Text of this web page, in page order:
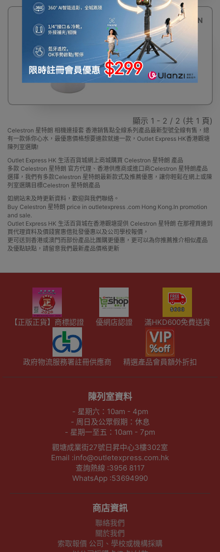
OFF
星特朗CELESTRON
相機轉接筒 T-
Adaptor (M42螺
紋/1.25英寸) | 延長
焦距套筒
$154 $200
顯示 1 - 2 / 2 (共 1 頁)
Celestron 星特朗 相機連接套 香港銷售點全線系列產品最新型號全線有售，總
有一款係你心水，最優惠價格想要邊款就邊一款，Outlet Express HK香港觀塘
陳列室選購!
Outlet Express HK 生活百貨城網上商城購買 Celestron 星特朗 產品
多款 Celestron 星特朗 官方代理、香港供應商或進口商Celestron 星特朗產品
選擇，我們有多款Celestron 星特朗最新款式及推薦優惠，讓你輕鬆在網上或陳
列室選購目標Celestron 星特朗產品
如網站未及時更新資料，歡迎與我們聯絡。
Buy Celestron 星特朗 price in outletexpress .com Hong Kong.In promotion
and sale.
Outlet Express HK 生活百貨城在香港觀塘提供 Celestron 星特朗 在那裡買邊到
買代理資料及價錢實惠借批發優惠以及公司學校報價，
更可送到香港或澳門而部份產品比團購更優惠，更可以為你推薦推介相似產品
及優點缺點，請留意我們最新產品價格更新
【正版正貨】商標認證 優網店認證 滿HKD600免費送貨
政府物流服務署註冊供應商 精選產品會員額外折扣
陳列室資料
- 星期六：10am - 4pm
- 周日及公眾假期：休息
- 星期一至五：10am - 7pm
觀塘成業街27號日昇中心3樓302室
Email :info@outletexpress.com.hk
查詢熱線 :3956 8117
WhatsApp :53694990
商店資訊
聯絡我們
關於我們
索取報價 公司、學校或機構採購